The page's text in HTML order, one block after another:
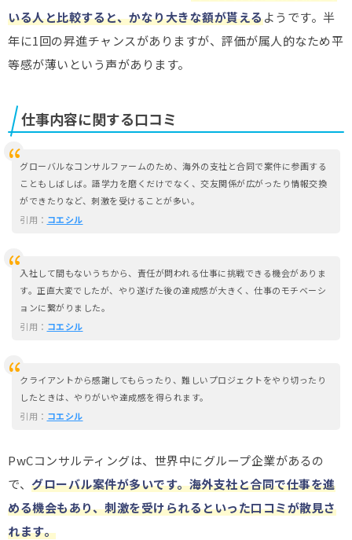
いる人と比較すると、かなり大きな額が貰えるようです。半
年に1回の昇進チャンスがありますが、評価が属人的なため平
等感が薄いという声があります。
仕事内容に関する口コミ
グローバルなコンサルファームのため、海外の支社と合同で案件に参画する
こともしばしば。語学力を磨くだけでなく、交友関係が広がったり情報交換
ができたりなど、刺激を受けることが多い。
引用： コエシル
入社して間もないうちから、責任が問われる仕事に挑戦できる機会がありま
す。正直大変でしたが、やり遂げた後の達成感が大きく、仕事のモチベーシ
ョンに繋がりました。
引用： コエシル
クライアントから感謝してもらったり、難しいプロジェクトをやり切ったり
したときは、やりがいや達成感を得られます。
引用： コエシル
PwCコンサルティングは、世界中にグループ企業があるの
で、 グローバル案件が多いです。海外支社と合同で仕事を進
める機会もあり、刺激を受けられるといった口コミが散見さ
れます。